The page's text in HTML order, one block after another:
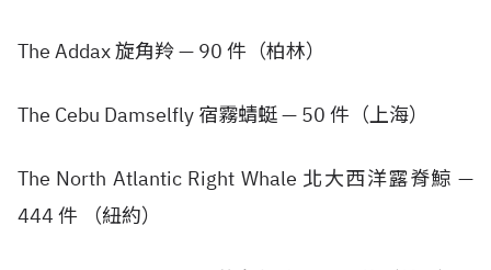
The Addax 旋角羚 — 90 件（柏林）
The Cebu Damselfly 宿霧蜻蜓 — 50 件（上海）
The North Atlantic Right Whale 北大西洋露脊鯨 —
444 件 （紐約）